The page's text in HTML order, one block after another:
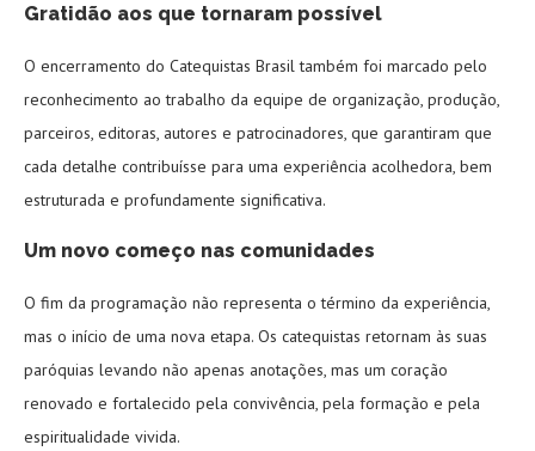
Gratidão aos que tornaram possível
O encerramento do Catequistas Brasil também foi marcado pelo
reconhecimento ao trabalho da equipe de organização, produção,
parceiros, editoras, autores e patrocinadores, que garantiram que
cada detalhe contribuísse para uma experiência acolhedora, bem
estruturada e profundamente significativa.
Um novo começo nas comunidades
O fim da programação não representa o término da experiência,
mas o início de uma nova etapa. Os catequistas retornam às suas
paróquias levando não apenas anotações, mas um coração
renovado e fortalecido pela convivência, pela formação e pela
espiritualidade vivida.